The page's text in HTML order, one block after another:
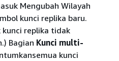
Mengubah Wilayah
kunci replika baru.
replika tidak
Bagian Kunci multi-
kunci